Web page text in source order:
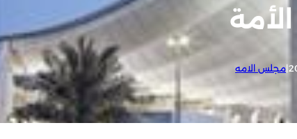
|مجلس الامه